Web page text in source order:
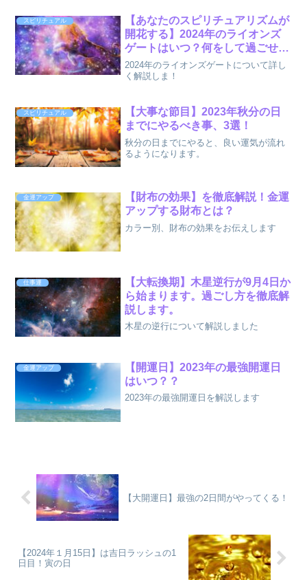
スピリチュアル
【あなたのスピリチュアリズムが
開花する】2024年のライオンズ
ゲートはいつ？何をして過ごせば
いい？徹底解説します！
2024年のライオンズゲートについて詳し
く解説しま！
スピリチュアル
【大事な節目】2023年秋分の日
までにやるべき事、3選！
秋分の日までにやると、良い運気が流れ
るようになります。
金運アップ
【財布の効果】を徹底解説！金運
アップする財布とは？
カラー別、財布の効果をお伝えします
仕事運
【大転換期】木星逆行が9月4日か
ら始まります。過ごし方を徹底解
説します。
木星の逆行について解説しました
金運アップ
【開運日】2023年の最強開運日
はいつ？？
2023年の最強開運日を解説します
【大開運日】最強の2日間がやってくる！
【2024年１月15日】は吉日ラッシュの1
日目！寅の日